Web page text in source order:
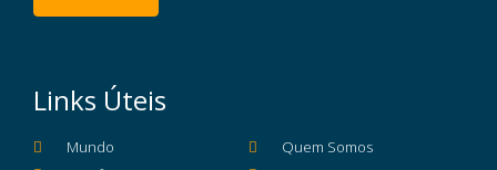
Links Úteis
Mundo
Quem Somos